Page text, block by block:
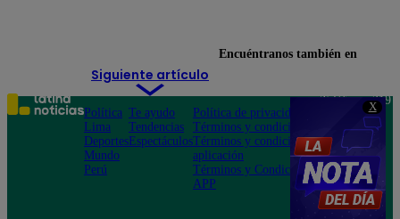
X
Siguiente artículo
Encuéntranos también en
Política
Lima
Deportes
Mundo
Perú
Te ayudo
Tendencias
Espectáculos
Política de privacidad
Términos y condiciones
Términos y condiciones
aplicación
Términos y Condiciones
APP
Teléfono: 219
Av. San
Felipe 968
Jesús María